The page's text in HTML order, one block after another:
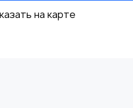
на карте